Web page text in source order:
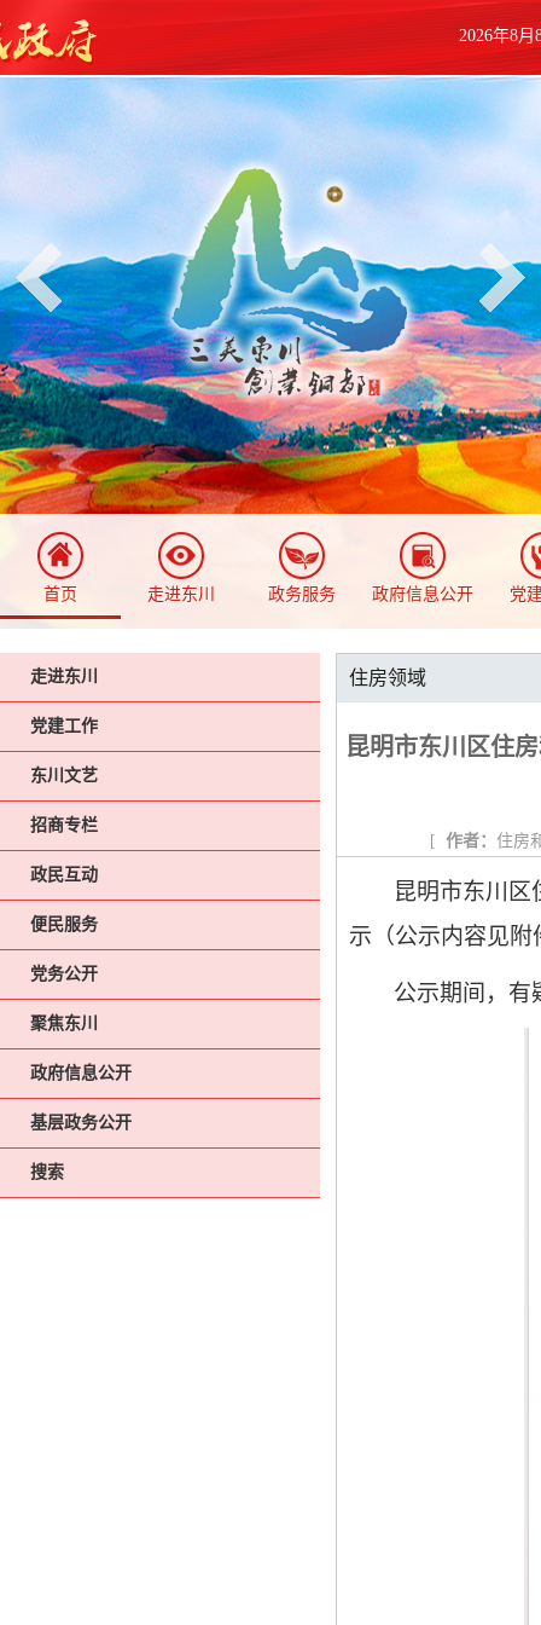
2026年8
首页 走进东川 政务服务 政府信息公开 党
走进东川
党建工作
东川文艺
招商专栏
政民互动
便民服务
党务公开
聚焦东川
政府信息公开
基层政务公开
搜索
住房领域
昆明市东川区住
[ 作者： 住房
昆明市东川区
示（公示内容见附
公示期间，有